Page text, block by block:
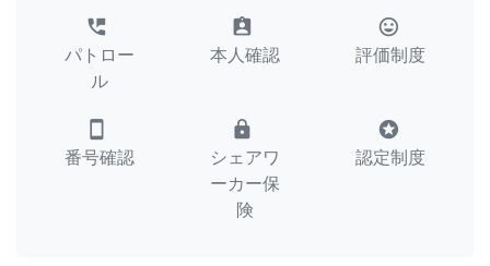
perm_phone_msg
パトロー
ル
assignment_ind
本人確認
tag_faces
評価制度
smartphone
番号確認
lock
シェアワ
ーカー保
険
stars
認定制度